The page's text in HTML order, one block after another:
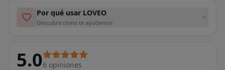
Por qué usar LOVEO
Descubre cómo te ayudamos
5.06 opiniones